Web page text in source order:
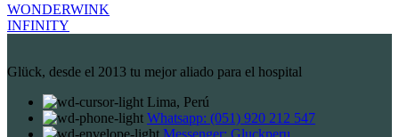
WONDERWINK
INFINITY
Glück, desde el 2013 tu mejor aliado para el hospital
Lima, Perú
Whatsapp: (051) 920 212 547
Messenger: Gluckperu